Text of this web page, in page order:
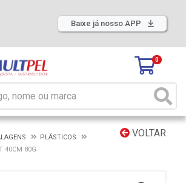
Baixe já nosso APP
0
VOLTAR
PLÁSTICOS
40CM 80G